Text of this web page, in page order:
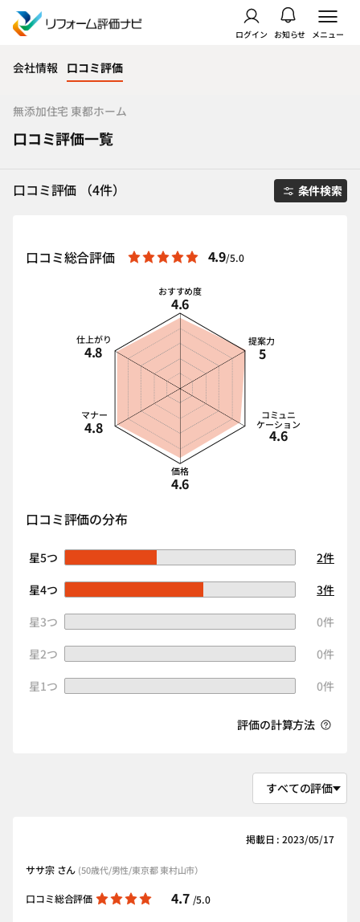
ログイン お知らせ メニュー
会社情報 口コミ評価
無添加住宅 東都ホーム
口コミ評価一覧
口コミ評価 （4件） 条件検索
口コミ総合評価 4.9/5.0
おすすめ度
4.6
提案力
5
コミュニ
ケーション
4.6
価格
4.6
マナー
4.8
仕上がり
4.8
口コミ評価の分布
星5つ
2件
星4つ
3件
星3つ
0件
星2つ
0件
星1つ
0件
評価の計算方法
掲載日 : 2023/05/17
ササ宗 さん (50歳代/男性/東京都 東村山市）
口コミ総合評価 4.7 /5.0